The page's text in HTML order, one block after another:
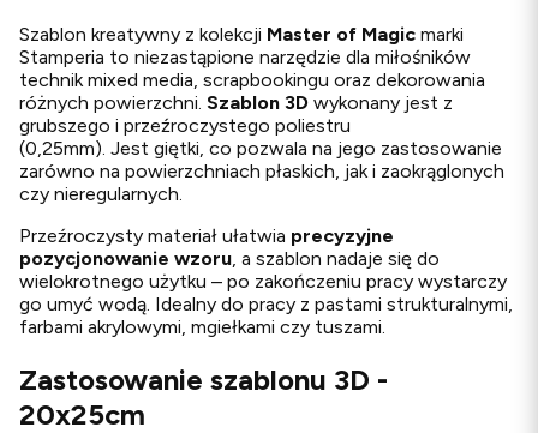
Szablon kreatywny z kolekcji Master of Magic marki
Stamperia to niezastąpione narzędzie dla miłośników
technik mixed media, scrapbookingu oraz dekorowania
różnych powierzchni. Szablon 3D wykonany jest z
grubszego i przeźroczystego poliestru
(0,25mm). Jest giętki, co pozwala na jego zastosowanie
zarówno na powierzchniach płaskich, jak i zaokrąglonych
czy nieregularnych.
Przeźroczysty materiał ułatwia precyzyjne
pozycjonowanie wzoru , a szablon nadaje się do
wielokrotnego użytku – po zakończeniu pracy wystarczy
go umyć wodą. Idealny do pracy z pastami strukturalnymi,
farbami akrylowymi, mgiełkami czy tuszami.
Zastosowanie szablonu 3D -
20x25cm